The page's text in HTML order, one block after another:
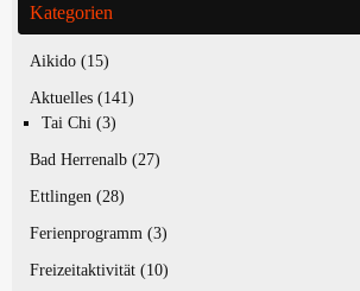
Kategorien
Aikido (15)
Aktuelles (141)
Tai Chi (3)
Bad Herrenalb (27)
Ettlingen (28)
Ferienprogramm (3)
Freizeitaktivität (10)